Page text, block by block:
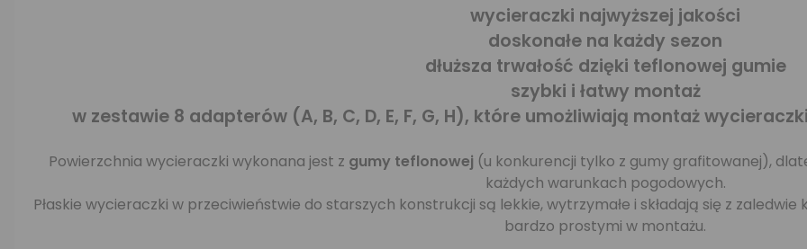
wycieraczki najwyższej jakości
doskonałe na każdy sezon
dłuższa trwałość dzięki teflonowej gumie
szybki i łatwy montaż
w zestawie 8 adapterów (A, B, C, D, E, F, G, H), które umożliwiają montaż
Powierzchnia wycieraczki wykonana jest z gumy teflonowej (u konkurencji tylko z gumy grafitowanej),
każdych warunkach pogodowych.
Płaskie wycieraczki w przeciwieństwie do starszych konstrukcji są lekkie, wytrzymałe i składają się z
bardzo prostymi w montażu.